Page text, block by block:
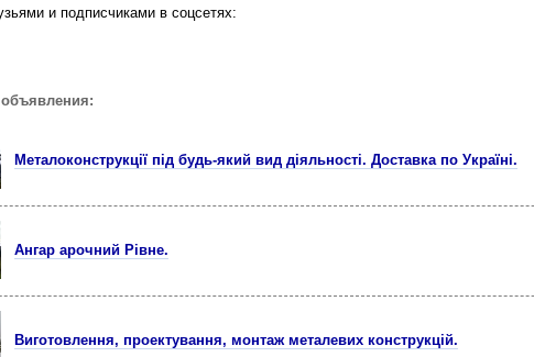
и подписчиками в соцсетях:
Металоконструкції під будь-який вид діяльності. Доставка по Україні.
Ангар арочний Рівне.
Виготовлення, проектування, монтаж металевих конструкцій.